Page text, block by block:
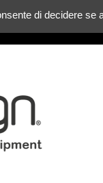
di decidere se